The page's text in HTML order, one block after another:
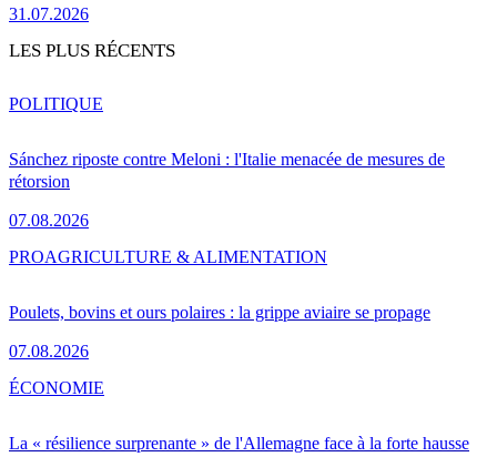
31.07.2026
LES PLUS RÉCENTS
Sánchez riposte contre Meloni : l'Italie menacée de mesures de
rétorsion
07.08.2026
POLITIQUE
Poulets, bovins et ours polaires : la grippe aviaire se propage
07.08.2026
PROAGRICULTURE & ALIMENTATION
La « résilience surprenante » de l'Allemagne face à la forte hausse
ÉCONOMIE